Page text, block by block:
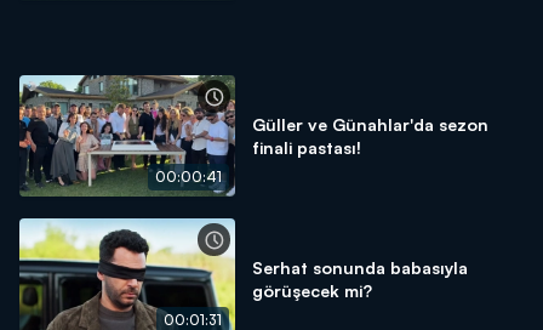
00:00:41
Güller ve Günahlar'da sezon
finali pastası!
00:01:31
Serhat sonunda babasıyla
görüşecek mi?